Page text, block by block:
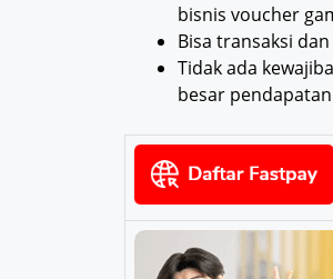
bisnis voucher
Bisa transaksi
Tidak ada
besar